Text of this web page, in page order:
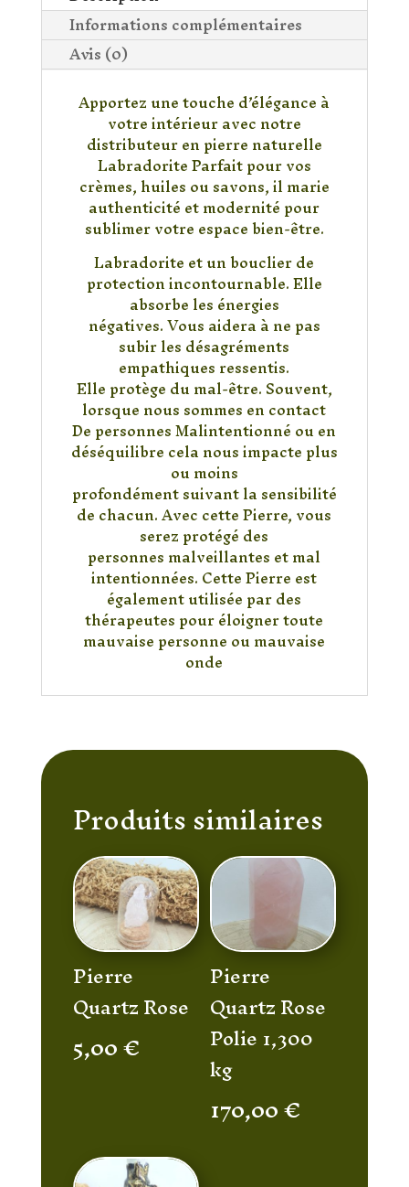
Informations complémentaires
Avis (0)
Apportez une touche d’élégance à
votre intérieur avec notre
distributeur en pierre naturelle
Labradorite Parfait pour vos
crèmes, huiles ou savons, il marie
authenticité et modernité pour
sublimer votre espace bien-être.
Labradorite et un bouclier de
protection incontournable. Elle
absorbe les énergies
négatives. Vous aidera à ne pas
subir les désagréments
empathiques ressentis.
Elle protège du mal-être. Souvent,
lorsque nous sommes en contact
De personnes Malintentionné ou en
déséquilibre cela nous impacte plus
ou moins
profondément suivant la sensibilité
de chacun. Avec cette Pierre, vous
serez protégé des
personnes malveillantes et mal
intentionnées. Cette Pierre est
également utilisée par des
thérapeutes pour éloigner toute
mauvaise personne ou mauvaise
onde
Produits similaires
Pierre
Quartz Rose
5,00€
Pierre
Quartz Rose
Polie 1,300
kg
170,00€